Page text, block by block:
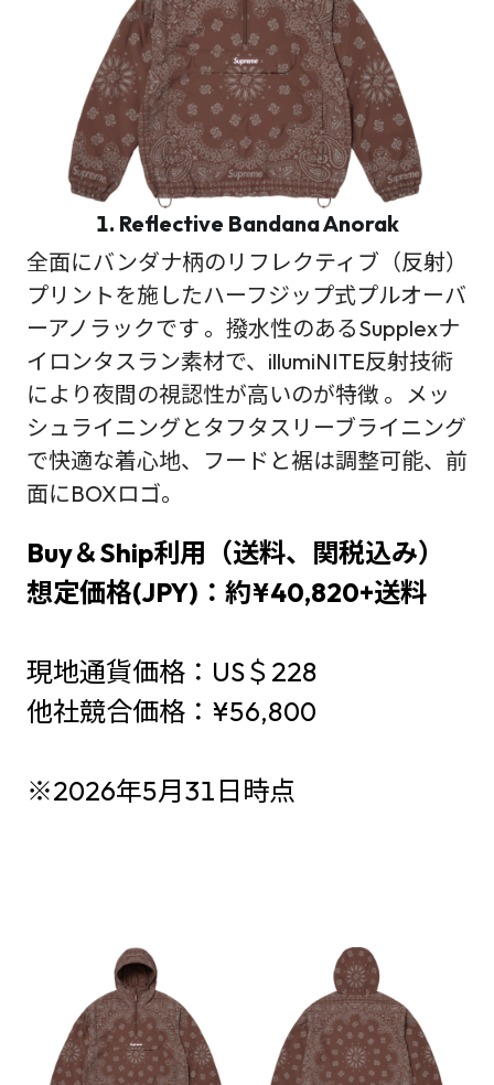
1. Reflective Bandana Anorak
全面にバンダナ柄のリフレクティブ（反射）
プリントを施したハーフジップ式プルオーバ
ーアノラックです 。撥水性のあるSupplexナ
イロンタスラン素材で、illumiNITE反射技術
により夜間の視認性が高いのが特徴 。メッ
シュライニングとタフタスリーブライニング
で快適な着心地、フードと裾は調整可能、前
面にBOXロゴ。
Buy＆Ship利用（送料、関税込み）
想定価格(JPY)：約¥40,820+送料
現地通貨価格：US＄228
他社競合価格：¥56,800
※2026年5月31日時点